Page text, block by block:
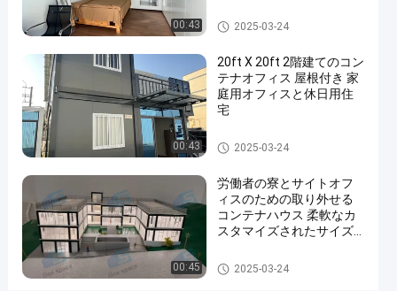
ァ
ブ
住
宅
メ
ー
カ
ー
モ
バ
イ
ル
00:43 取り外し可能な容器の家
2025-03-24
00:43
20ft X 20ft 2階建てのコン
テナオフィス 屋根付き 家
庭用オフィスと休日用住
宅
取り外し可能な容器の家
2025-03-24
00:45
労働者の寮とサイトオフ
ィスのための取り外せる
コンテナハウス 柔軟なカ
スタマイズされたサイズ
取り外し可能な容器の家
2025-03-24